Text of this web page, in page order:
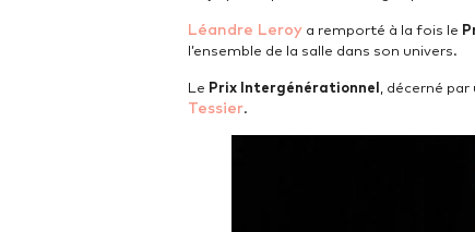
Léandre Leroy a remporté à la fois le
l’ensemble de la salle dans son univers.
Le Prix Intergénérationnel , décerné
Tessier.